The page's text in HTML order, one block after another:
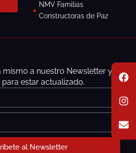
a
e
b
o
n
t
a
r
n
e
l
p
NMV Familias
Constructoras de Paz
mismo a nuestro Newsletter y
estar actualizado.
al Newsletter